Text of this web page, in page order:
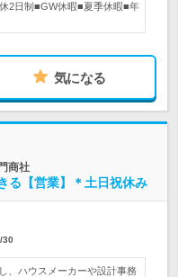
2日制■GW休暇■夏季休暇■年
気になる
商社
る【営業】＊土日祝休み
30
、ハウスメーカーや設計事務